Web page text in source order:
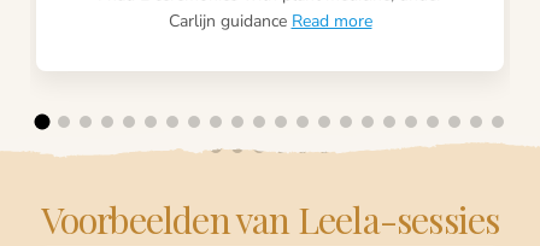
Carlijn guidance Read more
Voorbeelden van Leela-sessies